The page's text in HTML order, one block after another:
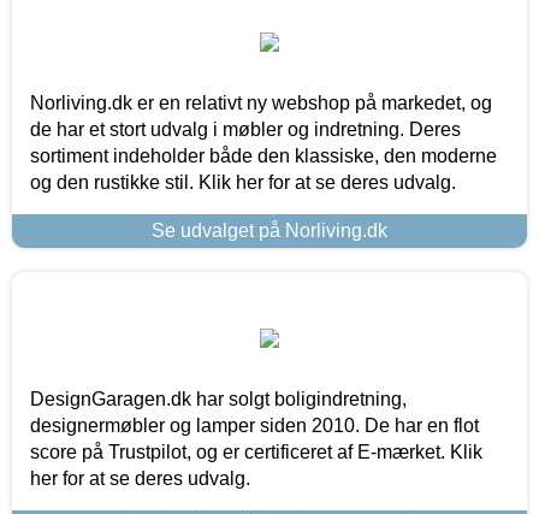
Norliving.dk er en relativt ny webshop på markedet, og
de har et stort udvalg i møbler og indretning. Deres
sortiment indeholder både den klassiske, den moderne
og den rustikke stil. Klik her for at se deres udvalg.
Se udvalget på Norliving.dk
DesignGaragen.dk har solgt boligindretning,
designermøbler og lamper siden 2010. De har en flot
score på Trustpilot, og er certificeret af E-mærket. Klik
her for at se deres udvalg.